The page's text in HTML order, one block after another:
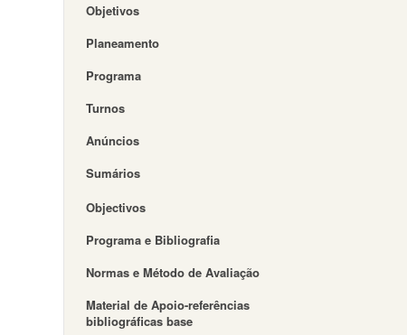
Objetivos
Planeamento
Programa
Turnos
Anúncios
Sumários
Objectivos
Programa e Bibliografia
Normas e Método de Avaliação
Material de Apoio-referências
bibliográficas base